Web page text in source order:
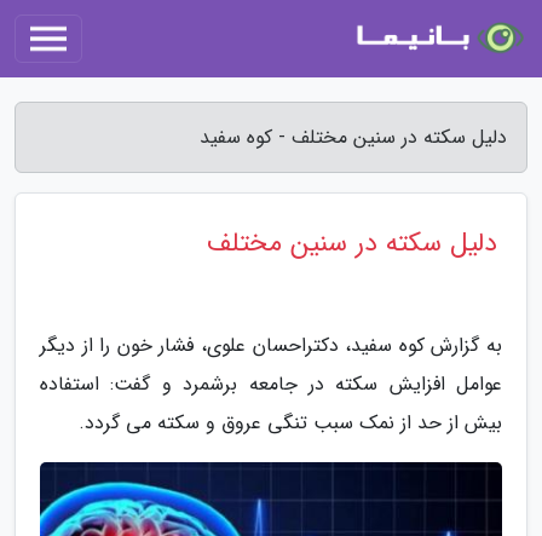
دلیل سکته در سنین مختلف - کوه سفید
دلیل سکته در سنین مختلف
به گزارش کوه سفید، دکتراحسان علوی، فشار خون را از دیگر
عوامل افزایش سکته در جامعه برشمرد و گفت: استفاده
بیش از حد از نمک سبب تنگی عروق و سکته می گردد.